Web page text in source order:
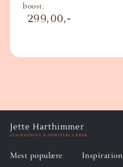
boost.
299,00
Jette Harthimmer
CLAIRVOYANT & SPIRITUEL LÆRER
Mest populære Inspiration